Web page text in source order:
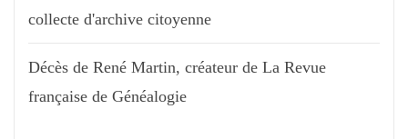
collecte d'archive citoyenne
Décès de René Martin, créateur de La Revue
française de Généalogie